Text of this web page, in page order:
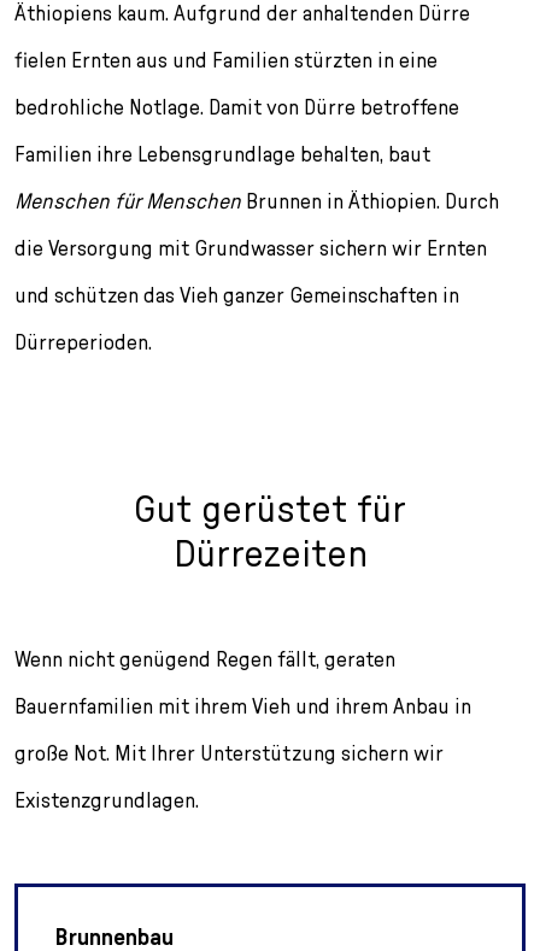
l
c
i
o
Äthiopiens kaum. Aufgrund der anhaltenden Dürre
fielen Ernten aus und Familien stürzten in eine
bedrohliche Notlage. Damit von Dürre betroffene
Familien ihre Lebensgrundlage behalten, baut
Menschen für Menschen Brunnen in Äthiopien. Durch
die Versorgung mit Grundwasser sichern wir Ernten
und schützen das Vieh ganzer Gemeinschaften in
Dürreperioden.
Gut gerüstet für
Dürrezeiten
Wenn nicht genügend Regen fällt, geraten
Bauernfamilien mit ihrem Vieh und ihrem Anbau in
große Not. Mit Ihrer Unterstützung sichern wir
Existenzgrundlagen.
Brunnenbau